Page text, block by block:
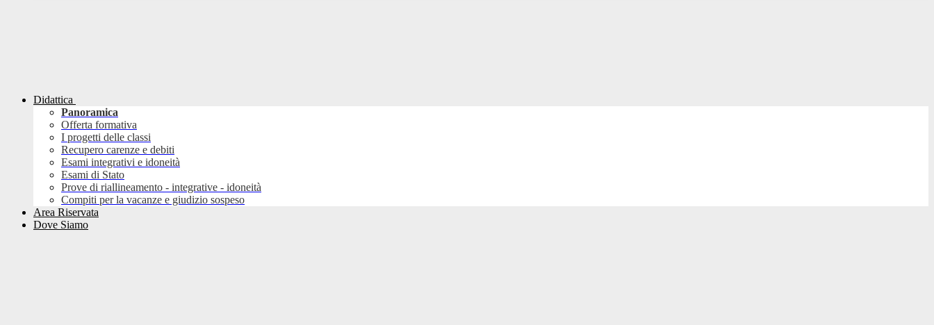
Didattica
Panoramica
Offerta formativa
I progetti delle classi
Recupero carenze e debiti
Esami integrativi e idoneità
Esami di Stato
Prove di riallineamento - integrative - idoneità
Compiti per la vacanze e giudizio sospeso
Area Riservata
Dove Siamo